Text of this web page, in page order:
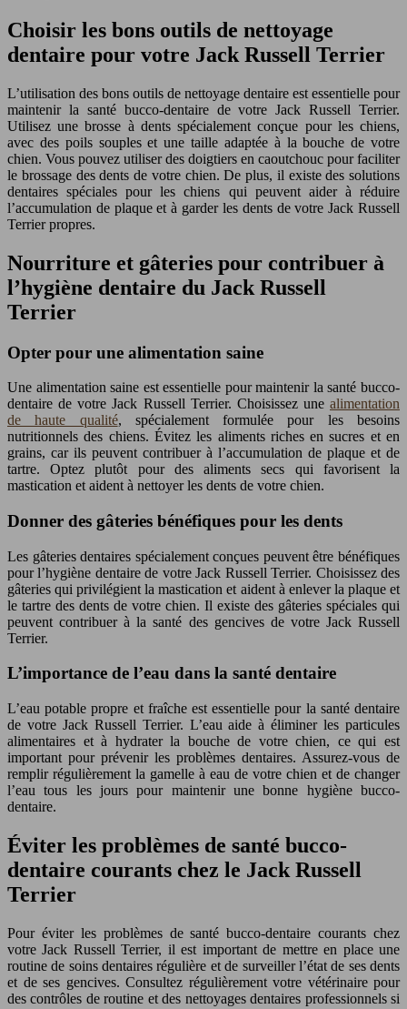
Choisir les bons outils de nettoyage
dentaire pour votre Jack Russell Terrier
L’utilisation des bons outils de nettoyage dentaire est essentielle pour
maintenir la santé bucco-dentaire de votre Jack Russell Terrier.
Utilisez une brosse à dents spécialement conçue pour les chiens,
avec des poils souples et une taille adaptée à la bouche de votre
chien. Vous pouvez utiliser des doigtiers en caoutchouc pour faciliter
le brossage des dents de votre chien. De plus, il existe des solutions
dentaires spéciales pour les chiens qui peuvent aider à réduire
l’accumulation de plaque et à garder les dents de votre Jack Russell
Terrier propres.
Nourriture et gâteries pour contribuer à
l’hygiène dentaire du Jack Russell
Terrier
Opter pour une alimentation saine
Une alimentation saine est essentielle pour maintenir la santé bucco-
dentaire de votre Jack Russell Terrier. Choisissez une alimentation
de haute qualité, spécialement formulée pour les besoins
nutritionnels des chiens. Évitez les aliments riches en sucres et en
grains, car ils peuvent contribuer à l’accumulation de plaque et de
tartre. Optez plutôt pour des aliments secs qui favorisent la
mastication et aident à nettoyer les dents de votre chien.
Donner des gâteries bénéfiques pour les dents
Les gâteries dentaires spécialement conçues peuvent être bénéfiques
pour l’hygiène dentaire de votre Jack Russell Terrier. Choisissez des
gâteries qui privilégient la mastication et aident à enlever la plaque et
le tartre des dents de votre chien. Il existe des gâteries spéciales qui
peuvent contribuer à la santé des gencives de votre Jack Russell
Terrier.
L’importance de l’eau dans la santé dentaire
L’eau potable propre et fraîche est essentielle pour la santé dentaire
de votre Jack Russell Terrier. L’eau aide à éliminer les particules
alimentaires et à hydrater la bouche de votre chien, ce qui est
important pour prévenir les problèmes dentaires. Assurez-vous de
remplir régulièrement la gamelle à eau de votre chien et de changer
l’eau tous les jours pour maintenir une bonne hygiène bucco-
dentaire.
Éviter les problèmes de santé bucco-
dentaire courants chez le Jack Russell
Terrier
Pour éviter les problèmes de santé bucco-dentaire courants chez
votre Jack Russell Terrier, il est important de mettre en place une
routine de soins dentaires régulière et de surveiller l’état de ses dents
et de ses gencives. Consultez régulièrement votre vétérinaire pour
des contrôles de routine et des nettoyages dentaires professionnels si